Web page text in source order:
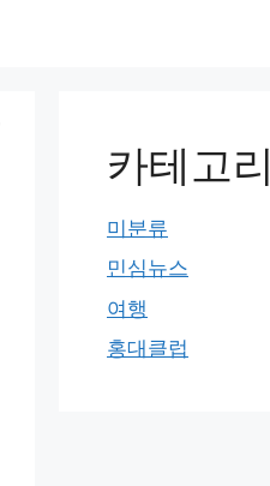
카테고리
미분류
민심뉴스
여행
홍대클럽